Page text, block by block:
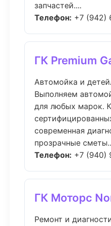
запчастей....
Телефон: +7 (942)
ГК Premium
Автомойка и
Выполняем
для любых марок.
современная
прозрачные
Телефон: +7 (940)
ГК Моторс
Ремонт и